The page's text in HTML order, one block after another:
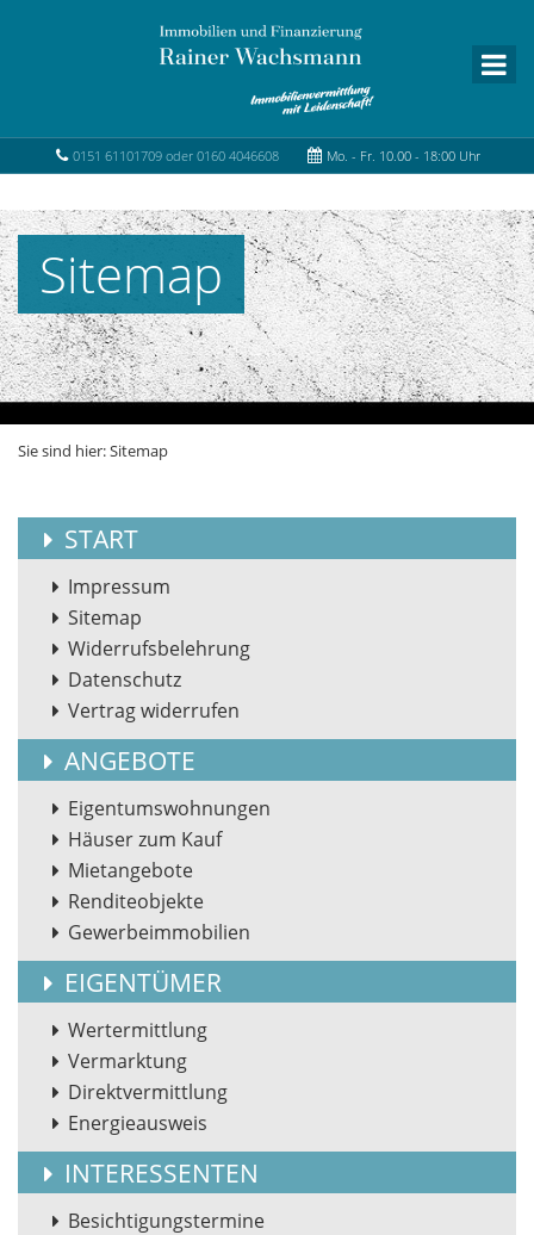
0151 61101709 oder 0160 4046608 Mo. - Fr. 10.00 - 18:00 Uhr
Sitemap
Sie sind hier:Sitemap
START
Impressum
Sitemap
Widerrufsbelehrung
Datenschutz
Vertrag widerrufen
ANGEBOTE
Eigentumswohnungen
Häuser zum Kauf
Mietangebote
Renditeobjekte
Gewerbeimmobilien
EIGENTÜMER
Wertermittlung
Vermarktung
Direktvermittlung
Energieausweis
INTERESSENTEN
Besichtigungstermine